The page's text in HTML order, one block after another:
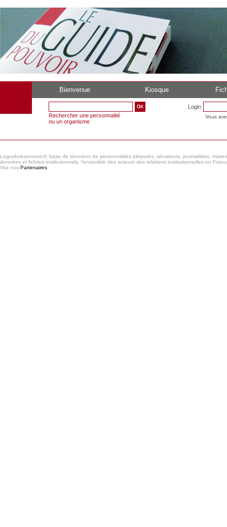
Bienvenue Kiosque
Rechercher une personnalité
ou un organisme
Login
Vous
Leguidedupouvoir.fr, base de données de personnalités (députés, sénateurs, journalistes,
données et fichiers institutionnels, l'ensemble des acteurs des relations institutionnelles en
Voir nos Partenaires